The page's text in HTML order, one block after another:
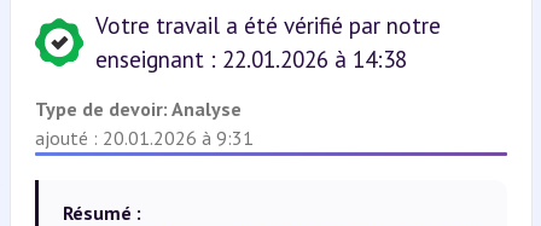
Votre travail a été vérifié par notre
enseignant : 22.01.2026 à 14:38
Type de devoir: Analyse
ajouté : 20.01.2026 à 9:31
Résumé :